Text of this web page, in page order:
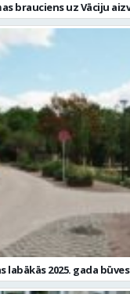
2025. gada būves